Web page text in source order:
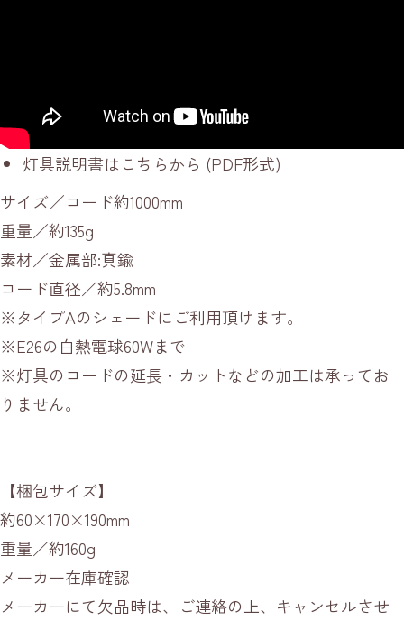
灯具説明書はこちらから (PDF形式)
サイズ／コード約1000mm
重量／約135g
素材／金属部:真鍮
コード直径／約5.8mm
※タイプAのシェードにご利用頂けます。
※E26の白熱電球60Wまで
※灯具のコードの延長・カットなどの加工は承ってお
りません。
【梱包サイズ】
約60×170×190mm
重量／約160g
メーカー在庫確認
メーカーにて欠品時は、ご連絡の上、キャンセルさせ